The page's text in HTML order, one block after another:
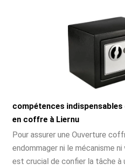
compétences indispensables
en coffre à Liernu
Pour assurer une Ouverture
endommager ni le mécanisme
est crucial de confier la tâche à